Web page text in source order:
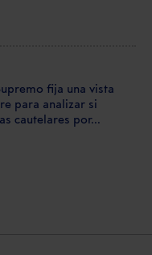
fija una vista
para analizar si
cautelares por...